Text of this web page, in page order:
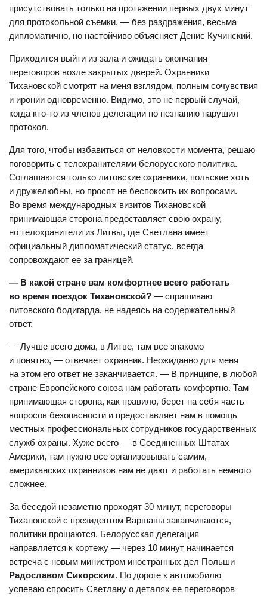
присутствовать только на протяжении первых двух минут
для протокольной съемки, — без раздражения, весьма
дипломатично, но настойчиво объясняет Денис Кучинский.
Приходится выйти из зала и ожидать окончания
переговоров возле закрытых дверей. Охранники
Тихановской смотрят на меня взглядом, полным сочувствия
и иронии одновременно. Видимо, это не первый случай,
когда кто-то из членов делегации по незнанию нарушил
протокол.
Для того, чтобы избавиться от неловкости момента, решаю
поговорить с телохранителями белорусского политика.
Соглашаются только литовские охранники, польские хоть
и дружелюбны, но просят не беспокоить их вопросами.
Во время международных визитов Тихановской
принимающая сторона предоставляет свою охрану,
но телохранители из Литвы, где Светлана имеет
официальный дипломатический статус, всегда
сопровождают ее за границей.
— В какой стране вам комфортнее всего работать
во время поездок Тихановской? — спрашиваю
литовского бодигарда, не надеясь на содержательный
ответ.
— Лучше всего дома, в Литве, там все знакомо
и понятно, — отвечает охранник. Неожиданно для меня
на этом его ответ не заканчивается. — В принципе, в любой
стране Европейского союза нам работать комфортно. Там
принимающая сторона, как правило, берет на себя часть
вопросов безопасности и предоставляет нам в помощь
местных профессиональных сотрудников государственных
служб охраны. Хуже всего — в Соединенных Штатах
Америки, там нужно все организовывать самим,
американских охранников нам не дают и работать немного
сложнее.
За беседой незаметно проходят 30 минут, переговоры
Тихановской с президентом Варшавы заканчиваются,
политики прощаются. Белорусская делегация
направляется к кортежу — через 10 минут начинается
встреча с новым министром иностранных дел Польши
Радославом Сикорским. По дороге к автомобилю
успеваю спросить Светлану о деталях ее переговоров